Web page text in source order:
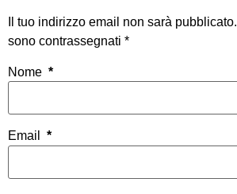
Il tuo indirizzo email non sarà pubblicato.
sono contrassegnati *
Nome *
Email *